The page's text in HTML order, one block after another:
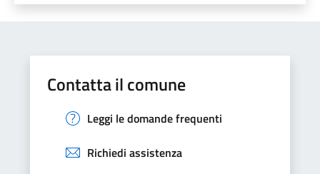
Contatta il comune
Leggi le domande frequenti
Richiedi assistenza